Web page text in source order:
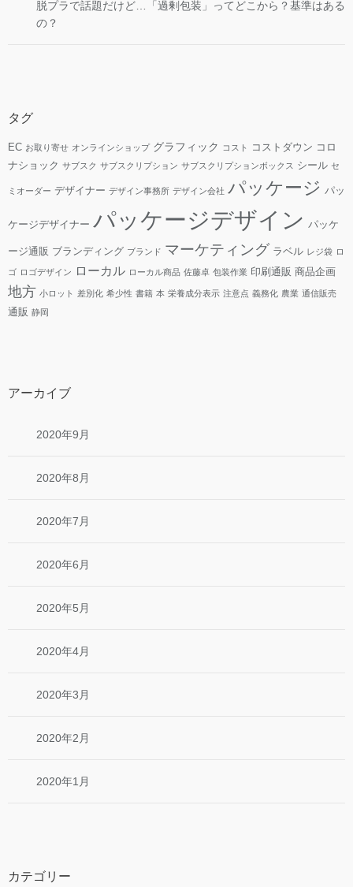
脱プラで話題だけど…「過剰包装」ってどこから？基準はある
の？
タグ
EC お取り寄せ オンラインショップ グラフィック コスト コストダウン コロ
ナショック サブスク サブスクリプション サブスクリプションボックス シール セ
ミオーダー デザイナー デザイン事務所 デザイン会社 パッケージ パッ
ケージデザイナー パッケージデザイン パッケ
ージ通販 ブランディング ブランド マーケティング ラベル レジ袋 ロ
ゴ ロゴデザイン ローカル ローカル商品 佐藤卓 包装作業 印刷通販 商品企画
地方 小ロット 差別化 希少性 書籍 本 栄養成分表示 注意点 義務化 農業 通信販売
通販 静岡
アーカイブ
2020年9月
2020年8月
2020年7月
2020年6月
2020年5月
2020年4月
2020年3月
2020年2月
2020年1月
カテゴリー